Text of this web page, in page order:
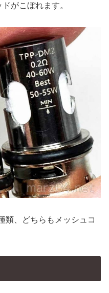
がこぼれます。
、どちらもメッシュコ